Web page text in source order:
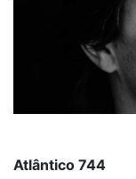
Atlântico 744